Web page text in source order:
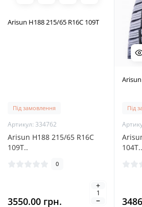
Arisun H188 215/65 R16C 109T
Під замовлення
Артикул: 334762
Arisun H188 215/65 R16C
109T..
0
3550.00 грн.
Arisun
Під
104T..